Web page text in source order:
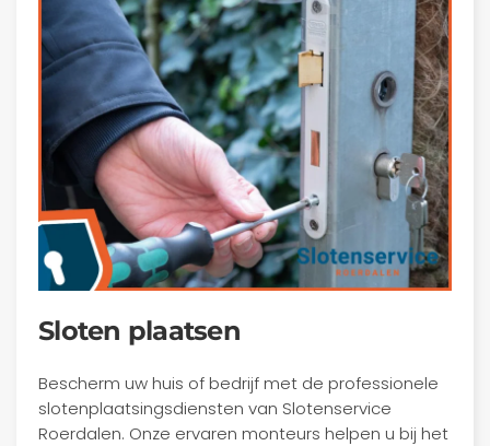
Sloten plaatsen
Bescherm uw huis of bedrijf met de professionele
slotenplaatsingsdiensten van Slotenservice
Roerdalen. Onze ervaren monteurs helpen u bij het